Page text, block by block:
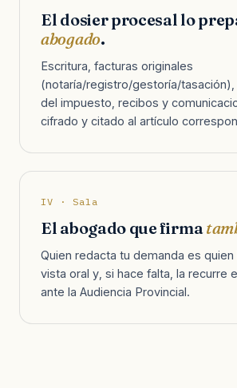
El dosier procesal lo
abogado.
Escritura, facturas originales
(notaría/registro/gestoría/
del impuesto, recibos y
cifrado y citado al artículo
IV · Sala
El abogado que firma
Quien redacta tu demanda es
vista oral y, si hace falta, la recurre
ante la Audiencia Provincial.